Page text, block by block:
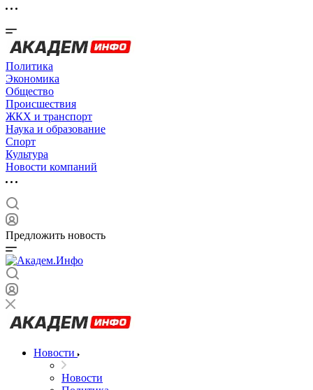
Политика
Экономика
Общество
Происшествия
ЖКХ и транспорт
Наука и образование
Спорт
Культура
Новости компаний
Предложить новость
Новости
Новости